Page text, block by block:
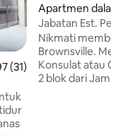
purata 4.97
(31)
Apartmen dalam
s
Jabatan Est.
y Puentes
Nikmati membeli-
Brownsville.
Konsulat atau
2 blok dari